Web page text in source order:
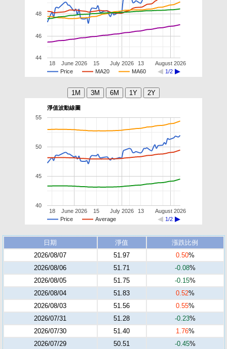
Price MA20 MA60 1/2
June 2026 July 2026 August 2026
18 15 13
44
46
48
淨值波動線圖
Price Average 1/2
June 2026 July 2026 August 2026
18 15 13
40
45
50
55
日期 淨值
漲跌比例
2026/08/07
51.97 0.50%
2026/08/06
51.71 -0.08%
2026/08/05
51.75 -0.15%
2026/08/04
51.83 0.52%
2026/08/03
51.56 0.55%
2026/07/31
51.28 -0.23%
2026/07/30
51.40 1.76%
2026/07/29
50.51 -0.45%